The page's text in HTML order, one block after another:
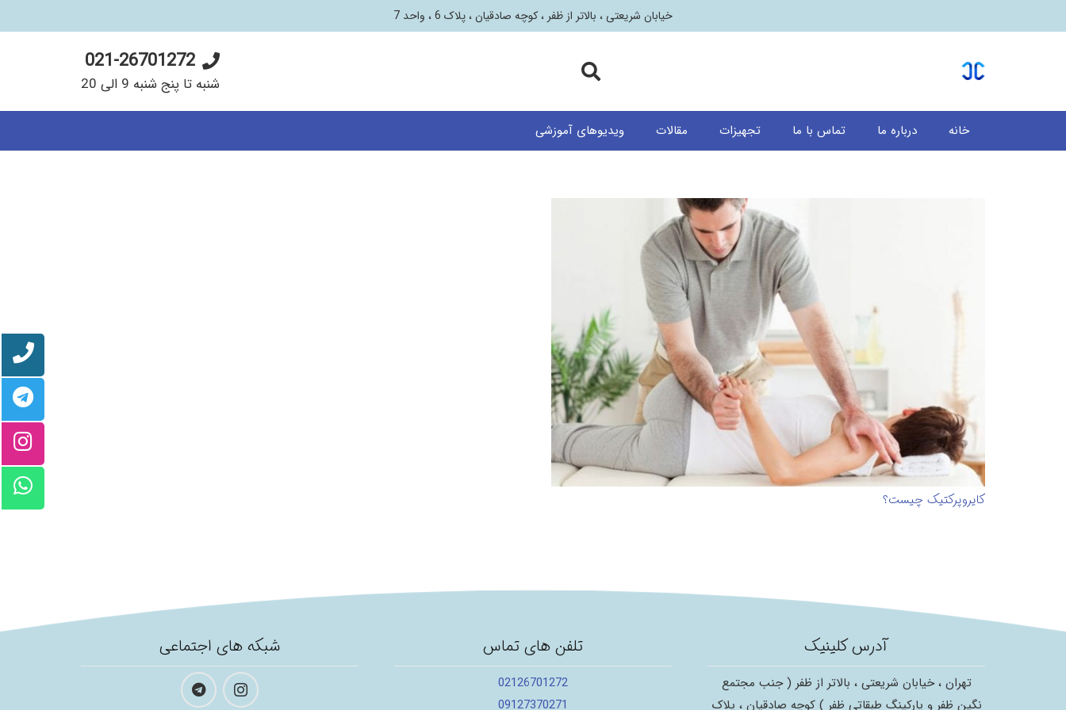
خیابان شریعتی ، بالاتر از ظفر ، کوچه صادقیان ، پلاک 6 ، واحد 7
021-26701272
شنبه تا پنج شنبه 9 الی 20
خانه درباره ما تماس با ما تجهیزات مقالات ویدیوهای آموزشی
کایروپرکتیک چیست؟
آدرس کلینیک
تهران ، خیابان شریعتی ، بالاتر از ظفر ( جنب مجتمع
نگین ظفر و پارکینگ طبقاتی ظفر ) کوچه صادقیان ، پلاک
تلفن های تماس
02126701272
09127370271
شبکه های اجتماعی